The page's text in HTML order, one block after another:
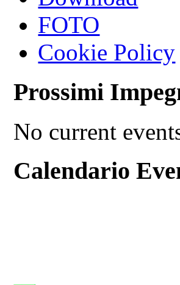
FOTO
Cookie Policy
Prossimi
No current
Calendario